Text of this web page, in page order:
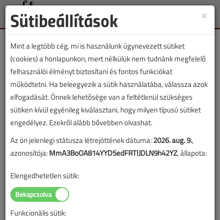
Toggle
Lapszám:
TARTALOM
Épületgépészet Szakoktatás
Gázvezetékek,
gázberendezések
2018/1-2. lapszám
×
Sütibeállítások
Mint a legtöbb cég, mi is használunk úgynevezett sütiket
(cookies) a honlapunkon, mert nélkülük nem tudnánk megfelelő
felhasználói élményt biztosítani és fontos funkciókat
működtetni. Ha beleegyezik a sütik használatába, válassza azok
elfogadását. Önnek lehetősége van a feltétlenül szükséges
sütiken kívül egyénileg kiválasztani, hogy milyen típusú sütiket
engedélyez. Ezekről alább bővebben olvashat.
Az ön jelenlegi státusza létrejöttének dátuma:2026. aug. 9.,
azonosítója:MmA3BoOA814YYD5edFRTIJDLN9h42YZ, állapota:
Elengedhetetlen sütik:
Funkcionális sütik: